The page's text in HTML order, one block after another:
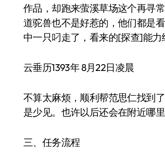
作品，却跑来萤溪草场这个再寻
道驼兽也不是好惹的，他们都是
中一只叼走了，看来的[探查]能
云垂历1393年 8月22日凌晨
不算太麻烦，顺利帮范思仁找到
是少见。也许以后还会在附近哪
三、任务流程